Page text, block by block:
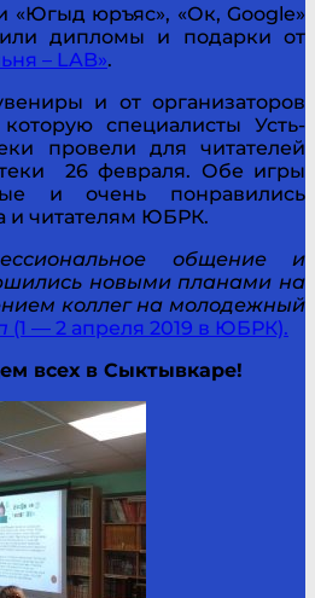
«Югыд юръяс», «Ок, Google»
дипломы и подарки от
– LAB».
и от организаторов
которую специалисты Усть-
провели для читателей
26 февраля. Обе игры
и очень понравились
и читателям ЮБРК.
общение и
новыми планами на
коллег на молодежный
(1 — 2 апреля 2019 в ЮБРК).
всех в Сыктывкаре!